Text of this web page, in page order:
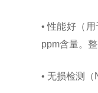
• 性能好（
ppm含量。
• 无损检测